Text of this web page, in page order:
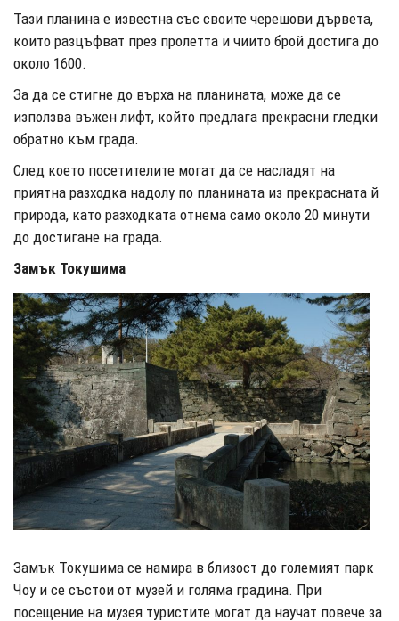
Тази планина е известна със своите черешови дървета,
които разцъфват през пролетта и чиито брой достига до
около 1600.
За да се стигне до върха на планината, може да се
използва въжен лифт, който предлага прекрасни гледки
обратно към града.
След което посетителите могат да се насладят на
приятна разходка надолу по планината из прекрасната й
природа, като разходката отнема само около 20 минути
до достигане на града.
Замък Токушима
Замък Токушима се намира в близост до големият парк
Чоу и се състои от музей и голяма градина. При
посещение на музея туристите могат да научат повече за